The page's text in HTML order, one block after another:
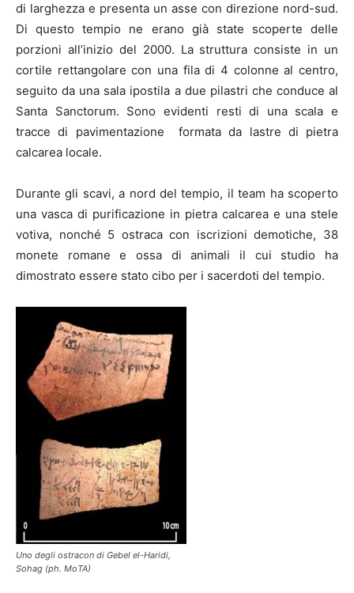
di larghezza e presenta un asse con direzione nord-sud.
Di questo tempio ne erano già state scoperte delle
porzioni all’inizio del 2000. La struttura consiste in un
cortile rettangolare con una fila di 4 colonne al centro,
seguito da una sala ipostila a due pilastri che conduce al
Santa Sanctorum. Sono evidenti resti di una scala e
tracce di pavimentazione formata da lastre di pietra
calcarea locale.
Durante gli scavi, a nord del tempio, il team ha scoperto
una vasca di purificazione in pietra calcarea e una stele
votiva, nonché 5 ostraca con iscrizioni demotiche, 38
monete romane e ossa di animali il cui studio ha
dimostrato essere stato cibo per i sacerdoti del tempio.
Uno degli ostracon di Gebel el-Haridi,
Sohag (ph. MoTA)